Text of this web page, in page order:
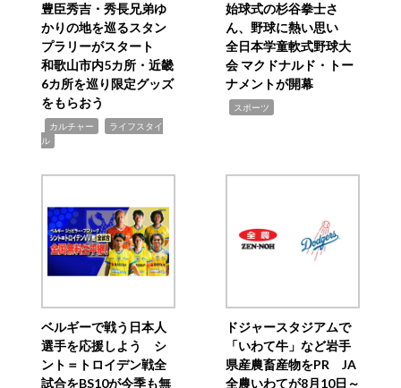
豊臣秀吉・秀長兄弟ゆ
かりの地を巡るスタン
プラリーがスタート
和歌山市内5カ所・近畿
6カ所を巡り限定グッズ
をもらおう
カルチャー
ライフスタイ
ル
始球式の杉谷拳士さ
ん、野球に熱い思い
全日本学童軟式野球大
会 マクドナルド・トー
ナメントが開幕
スポーツ
ベルギーで戦う日本人
選手を応援しよう シ
ント＝トロイデン戦全
試合をBS10が今季も無
ドジャースタジアムで
「いわて牛」など岩手
県産農畜産物をPR JA
全農いわてが8月10日～